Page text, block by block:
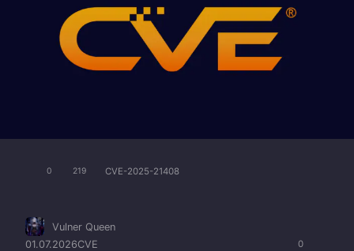
0 219 CVE-2025-21408
0
Vulner Queen
01.07.2026CVE